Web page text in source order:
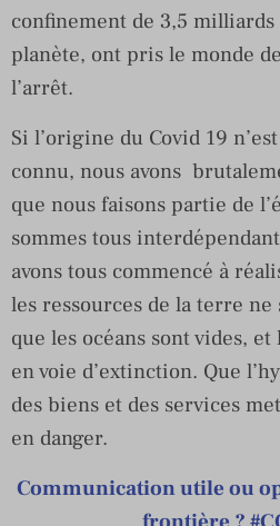
confinement de 3,5 milliards
planète, ont pris le monde
l’arrêt.
Si l’origine du Covid 19
connu, nous avons
que nous faisons partie de
sommes tous
avons tous commencé à
les ressources de la terre
que les océans sont vides,
en voie d’extinction. Que
des biens et des services
en danger.
Communication utile ou